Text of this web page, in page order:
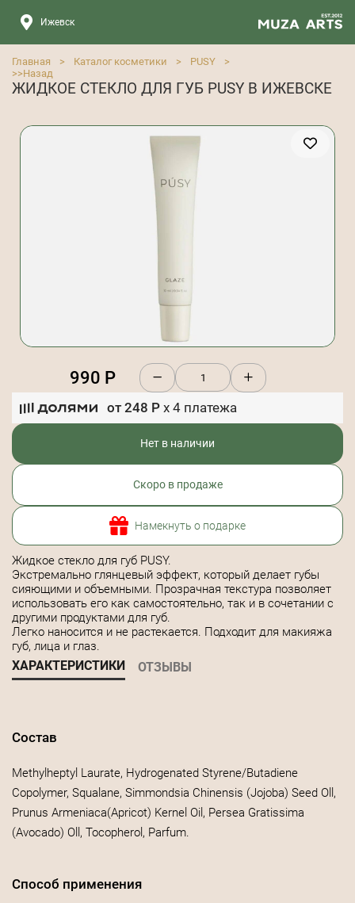
Ижевск
Главная > Каталог косметики > PUSY
>
>>Назад
ЖИДКОЕ СТЕКЛО ДЛЯ ГУБ PUSY В ИЖЕВСКЕ
990 Р
от 248 Р x 4 платежа
Нет в наличии
Скоро в продаже
Намекнуть о подарке
Жидкое стекло для губ PUSY.
Экстремально глянцевый эффект, который делает губы
сияющими и объемными. Прозрачная текстура позволяет
использовать его как самостоятельно, так и в сочетании с
другими продуктами для губ.
Легко наносится и не растекается. Подходит для макияжа
губ, лица и глаз.
ХАРАКТЕРИСТИКИ ОТЗЫВЫ
Состав
Methylheptyl Laurate, Hydrogenated Styrene/Butadiene
Copolymer, Squalane, Simmondsia Chinensis (Jojoba) Seed Oll,
Prunus Armeniaca(Apricot) Kernel Oil, Persea Gratissima
(Avocado) Oll, Tocopherol, Parfum.
Способ применения